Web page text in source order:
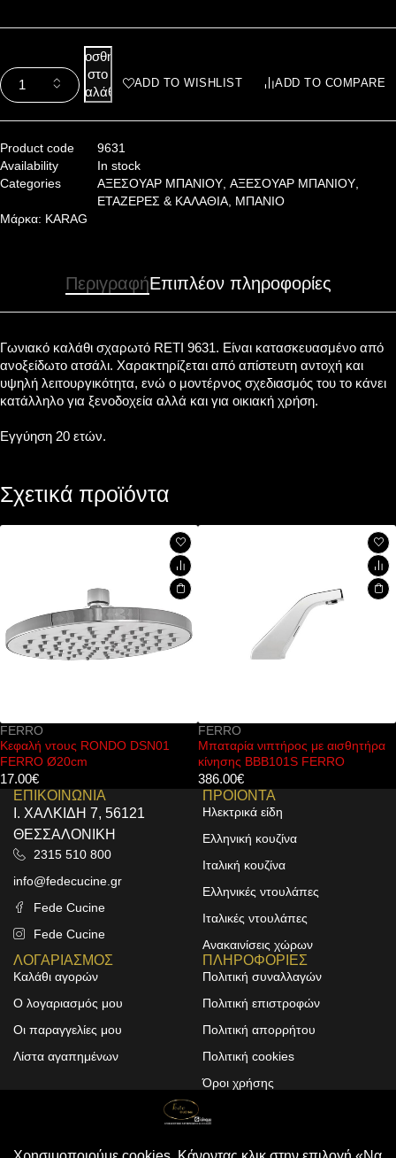
Προσθήκη
στο
καλάθι
ADD TO WISHLIST ADD TO COMPARE
Product code
9631
Availability
In stock
Categories
ΑΞΕΣΟΥΑΡ ΜΠΑΝΙΟΥ, ΑΞΕΣΟΥΑΡ ΜΠΑΝΙΟΥ,
ΕΤΑΖΕΡΕΣ & ΚΑΛΑΘΙΑ, ΜΠΑΝΙΟ
Μάρκα: KARAG
ΠεριγραφήΕπιπλέον πληροφορίες
Γωνιακό καλάθι σχαρωτό RETI 9631. Είναι κατασκευασμένο από
ανοξείδωτο ατσάλι. Χαρακτηρίζεται από απίστευτη αντοχή και
υψηλή λειτουργικότητα, ενώ ο μοντέρνος σχεδιασμός του το κάνει
κατάλληλο για ξενοδοχεία αλλά και για οικιακή χρήση.
Εγγύηση 20 ετών.
Σχετικά προϊόντα
DSN01
Μπαταρία νιπτήρος με αισθητήρα
κίνησης BBB101S FERRO
Κάλυμμα λεκάνης
Soft-Close Slim
ΕΠΙΚΟΙΝΩΝΙΑ
Ι. ΧΑΛΚΙΔΗ 7, 56121
ΘΕΣΣΑΛΟΝΙΚΗ
2315 510 800
info@fedecucine.gr
Fede Cucine
Fede Cucine
ΠΡΟΙΟΝΤΑ
Ηλεκτρικά είδη
Ελληνική κουζίνα
Ιταλική κουζίνα
Ελληνικές ντουλάπες
Ιταλικές ντουλάπες
Ανακαινίσεις χώρων
ΛΟΓΑΡΙΑΣΜΟΣ
Καλάθι αγορών
Ο λογαριασμός μου
Οι παραγγελίες μου
Λίστα αγαπημένων
ΠΛΗΡΟΦΟΡΙΕΣ
Πολιτική συναλλαγών
Πολιτική επιστροφών
Πολιτική απορρήτου
Πολιτική cookies
Όροι χρήσης
Design & Development by
ALPHA DESIGNERS